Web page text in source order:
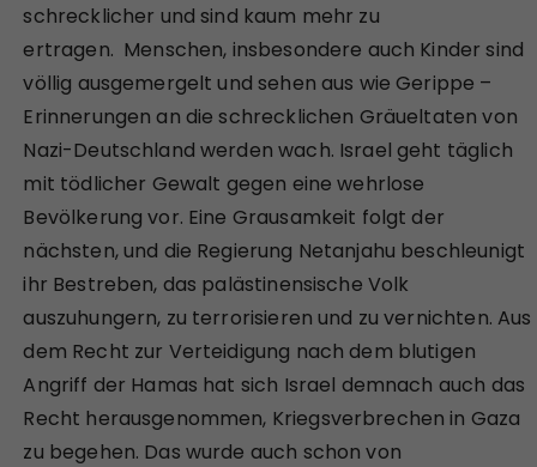
schrecklicher und sind kaum mehr zu
ertragen. Menschen, insbesondere auch Kinder sind
völlig ausgemergelt und sehen aus wie Gerippe –
Erinnerungen an die schrecklichen Gräueltaten von
Nazi-Deutschland werden wach. Israel geht täglich
mit tödlicher Gewalt gegen eine wehrlose
Bevölkerung vor. Eine Grausamkeit folgt der
nächsten, und die Regierung Netanjahu beschleunigt
ihr Bestreben, das palästinensische Volk
auszuhungern, zu terrorisieren und zu vernichten. Aus
dem Recht zur Verteidigung nach dem blutigen
Angriff der Hamas hat sich Israel demnach auch das
Recht herausgenommen, Kriegsverbrechen in Gaza
zu begehen. Das wurde auch schon von